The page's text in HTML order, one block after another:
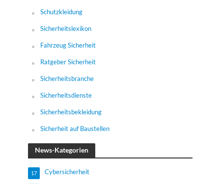
Schutzkleidung
Sicherheitslexikon
Fahrzeug Sicherheit
Ratgeber Sicherheit
Sicherheitsbranche
Sicherheitsdienste
Sicherheitsbekleidung
Sicherheit auf Baustellen
News-Kategorien
Cybersicherheit
17